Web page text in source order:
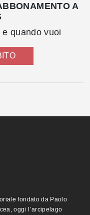
A
quando vuoi
fondato da Paolo
oggi l’arcipelago